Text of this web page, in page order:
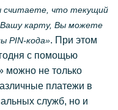
считаете, что текущий
карту, Вы можете
PIN-кода». При этом
с помощью
можно не только
платежи в
служб, но и